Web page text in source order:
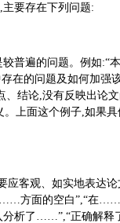
要存在下列问题:
普遍的问题。例如:“
在的问题及如何加强
结论,没有反映出论
上面这个例子,如果
应客观、如实地表达
……方面的空白”,“在……
析了……”,“正确解